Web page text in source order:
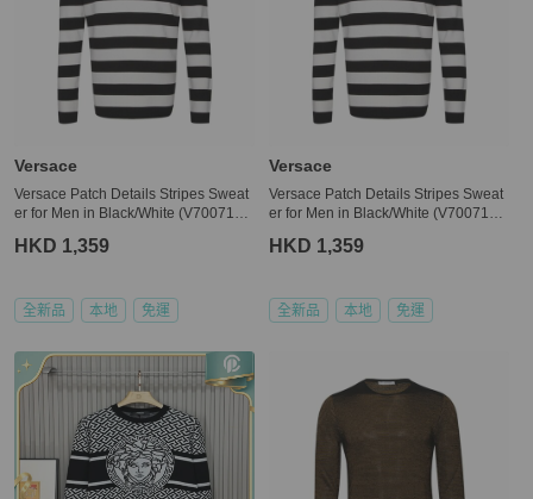
Versace
Versace Patch Details Stripes Sweat
er for Men in Black/White (V700715-
HKD 1,359
全新品 本地 免運
Versace
Versace Patch Details Stripes Sweat
er for Men in Black/White (V700715-
HKD 1,359
全新品 本地 免運